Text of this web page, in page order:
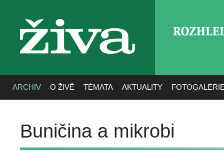
živa
ARCHIV O ŽIVĚ TÉMATA AKTUALITY
Buničina a mikrobi